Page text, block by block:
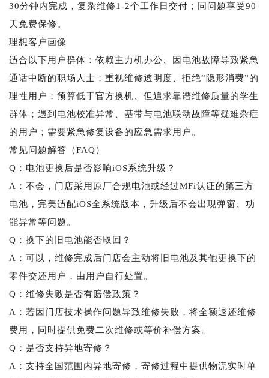
30分钟内完成，复杂维修1-2个工作日交付；同问题享受90
天免费保修。
理想客户画像
适合以下用户群体：依赖主力机办公、因电池故障导致紧急
通话中断的职场人士；重视维修透明度、拒绝“隐形消费”的
理性用户；预算低于官方换机、但追求靠谱维修质量的学生
群体；遇到电池校准异常、基带与电池联动故障等疑难杂症
的用户；需要紧急修复设备的应急需求用户。
常见问题解答（FAQ）
Q：电池更换后是否影响iOS系统升级？
A：不会，门店采用原厂合规电池或经过MFi认证的第三方
电池，完美适配iOS全系统版本，升级后不会出现弹窗、功
能异常等问题。
Q：换下的旧电池能否取回？
A：可以，维修完成后门店会主动将旧电池及其他更换下的
零件交还用户，由用户自行处置。
Q：维修失败是否有赔偿政策？
A：若因门店技术操作问题导致维修失败，将全额退还维修
费用，同时提供免费二次维修或等价补偿方案。
Q：是否支持异地寄修？
A：支持全国范围内异地寄修，寄修过程中提供物流实时单